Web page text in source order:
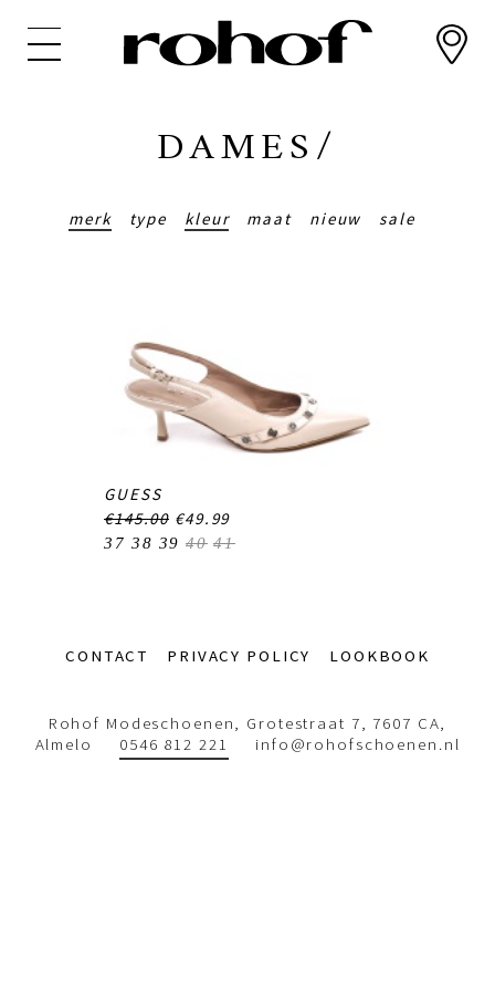
DAMES/
merk type kleur maat nieuw sale
GUESS
€145.00 €49.99
37 38 39 40 41
Footer-CONTACT PRIVACY POLICY LOOKBOOK
Rohof Modeschoenen, Grotestraat 7, 7607 CA,
Almelo 0546 812 221 info@rohofschoenen.nl